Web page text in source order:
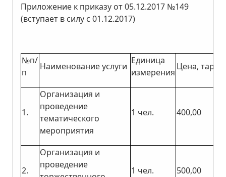
Приложение к приказу от 05.12.2017 №149
(вступает в силу с 01.12.2017)
№п/
п
Наименование услуги
Единица
измерения
Цена, тариф
1.
Организация и
проведение
тематического
мероприятия
1 чел. 400,00
2.
Организация и
проведение
1 чел. 500,00